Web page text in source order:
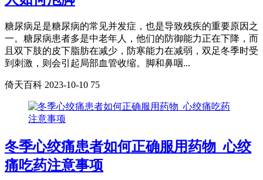
糖尿病足是糖尿病的常见并发症，也是导致残疾的重要原因之
一。糖尿病患者多是中老年人，他们的防御能力正在下降，而
且双下肢的皮下脂肪在减少，防寒能力在减弱，双足冬季时受
到刺激，则会引起局部血管收缩。脚和鼻咽...
倚天百科 2023-10-10 75
冬季心绞痛患者如何正确服用药物_心绞
痛吃药注意事项